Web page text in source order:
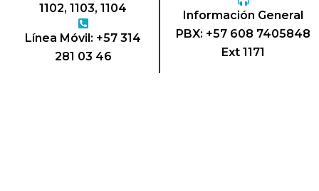
1102, 1103, 1104
Línea Móvil: +57 314
281 03 46
Información General
PBX: +57 608 7405848
Ext 1171